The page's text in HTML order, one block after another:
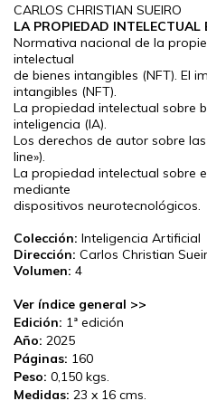
CARLOS CHRISTIAN SUEIRO
LA PROPIEDAD INTELECTUAL
Normativa nacional de la
intelectual
de bienes intangibles (NFT). El
intangibles (NFT).
La propiedad intelectual sobre
inteligencia (IA).
Los derechos de autor sobre
line»).
La propiedad intelectual sobre
mediante
dispositivos neurotecnológicos.
Colección: Inteligencia Artificial
Dirección: Carlos Christian
Volumen: 4
Ver índice general >>
Edición: 1ª edición
Año: 2025
Páginas: 160
Peso: 0,150 kgs.
Medidas: 23 x 16 cms.